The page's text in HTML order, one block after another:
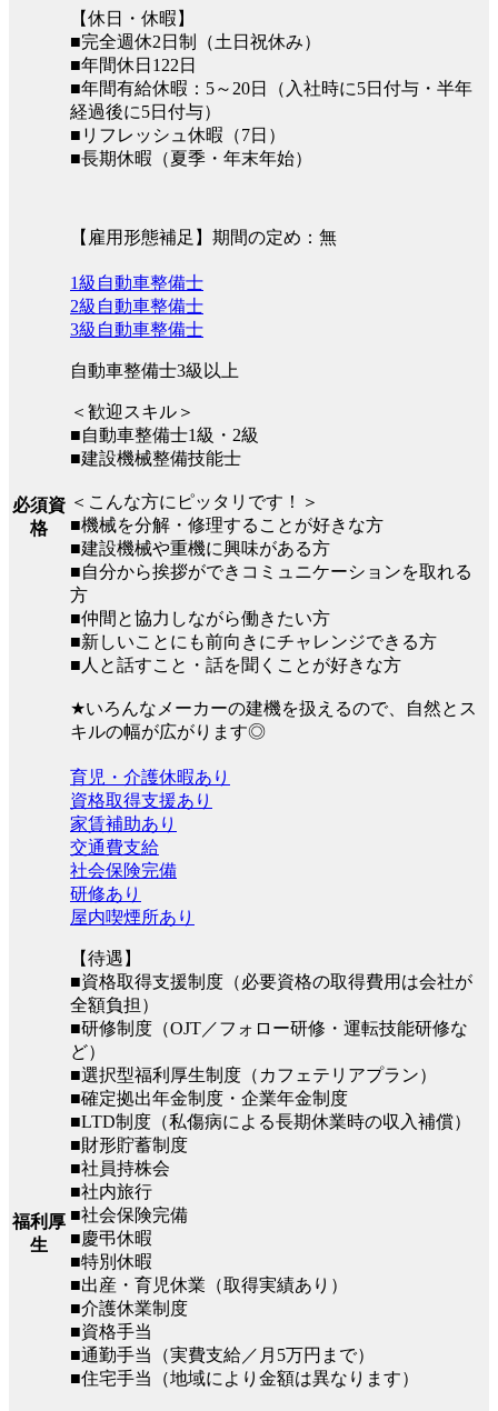
【休日・休暇】
■完全週休2日制（土日祝休み）
■年間休日122日
■年間有給休暇：5～20日（入社時に5日付与・半年
経過後に5日付与）
■リフレッシュ休暇（7日）
■長期休暇（夏季・年末年始）
【雇用形態補足】期間の定め：無
必須資
格
1級自動車整備士
2級自動車整備士
3級自動車整備士
自動車整備士3級以上
＜歓迎スキル＞
■自動車整備士1級・2級
■建設機械整備技能士
＜こんな方にピッタリです！＞
■機械を分解・修理することが好きな方
■建設機械や重機に興味がある方
■自分から挨拶ができコミュニケーションを取れる
方
■仲間と協力しながら働きたい方
■新しいことにも前向きにチャレンジできる方
■人と話すこと・話を聞くことが好きな方
★いろんなメーカーの建機を扱えるので、自然とス
キルの幅が広がります◎
福利厚
生
育児・介護休暇あり
資格取得支援あり
家賃補助あり
交通費支給
社会保険完備
研修あり
屋内喫煙所あり
【待遇】
■資格取得支援制度（必要資格の取得費用は会社が
全額負担）
■研修制度（OJT／フォロー研修・運転技能研修な
ど）
■選択型福利厚生制度（カフェテリアプラン）
■確定拠出年金制度・企業年金制度
■LTD制度（私傷病による長期休業時の収入補償）
■財形貯蓄制度
■社員持株会
■社内旅行
■社会保険完備
■慶弔休暇
■特別休暇
■出産・育児休業（取得実績あり）
■介護休業制度
■資格手当
■通勤手当（実費支給／月5万円まで）
■住宅手当（地域により金額は異なります）